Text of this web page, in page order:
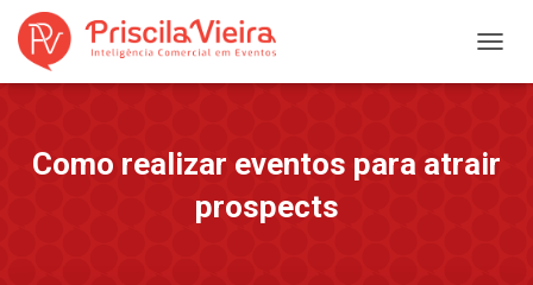
Como realizar eventos para atrair
prospects